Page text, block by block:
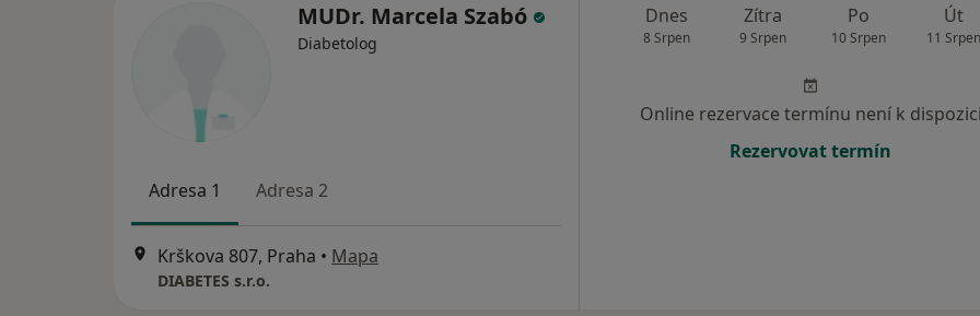
MUDr. Marcela Szabó
Diabetolog
Adresa 1 Adresa 2
Krškova 807, Praha • Mapa
DIABETES s.r.o.
Dnes
8 Srpen
Zítra
9 Srpen
Po
10 Srpen
Út
11 Srpen
Online rezervace termínu není k dispozici
Rezervovat termín